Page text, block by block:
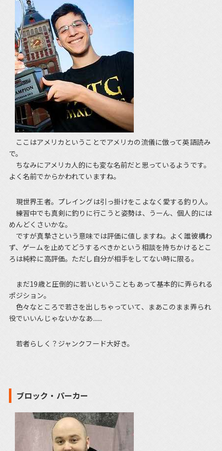
ここはアメリカということでアメリカの流儀に倣って英語読み
で。
ちなみにアメリカ人的にも変な名前だと思っているようです。
よく名前でからかわれていますね。
現世界王者。プレイングは引っ掛けをこよなく愛する釣り人。
練習中でも真剣に釣りに行こうと姿勢は、うーん、個人的には
めんどくさいかな。
ですが真摯さという意味では評価に値しますね。よく誰彼構わ
ず、ゲームを止めてどうするべきかという相談を持ちかけるとこ
ろは純粋に高評価。ただし自分が相手をしてない時に限る。
まだ19歳と圧倒的に若いということもあって基本的に弄られる
ポジション。
色々なところで若さを出しちゃっていて、まあこのまま弄られ
役でいいんじゃないかなあ......
若者らしく？ジャンクフード大好き。
ブロック・パーカー